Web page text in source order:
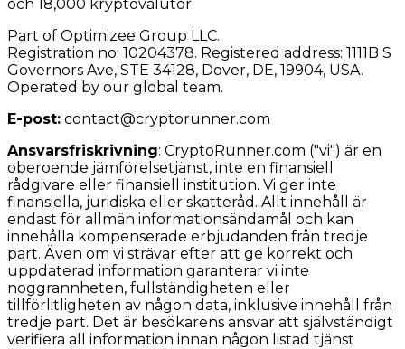
och 18,000 kryptovalutor.
Part of Optimizee Group LLC.
Registration no: 10204378. Registered address: 1111B S
Governors Ave, STE 34128, Dover, DE, 19904, USA.
Operated by our global team.
E-post: contact@cryptorunner.com
Ansvarsfriskrivning: CryptoRunner.com ("vi") är en
oberoende jämförelsetjänst, inte en finansiell
rådgivare eller finansiell institution. Vi ger inte
finansiella, juridiska eller skatteråd. Allt innehåll är
endast för allmän informationsändamål och kan
innehålla kompenserade erbjudanden från tredje
part. Även om vi strävar efter att ge korrekt och
uppdaterad information garanterar vi inte
noggrannheten, fullständigheten eller
tillförlitligheten av någon data, inklusive innehåll från
tredje part. Det är besökarens ansvar att självständigt
verifiera all information innan någon listad tjänst